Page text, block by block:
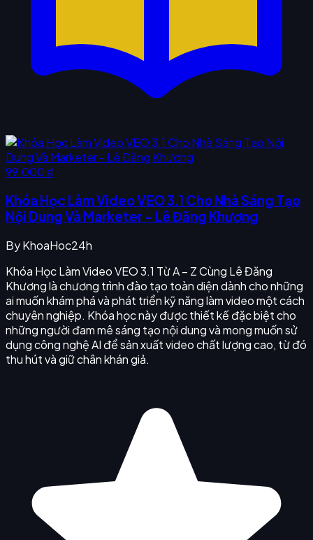
99.000 ₫
Khóa Học Làm Video VEO 3.1 Cho Nhà Sáng Tạo
Nội Dung Và Marketer - Lê Đăng Khương
ByKhoaHoc24h
Khóa Học Làm Video VEO 3.1 Từ A – Z Cùng Lê Đăng
Khương là chương trình đào tạo toàn diện dành cho những
ai muốn khám phá và phát triển kỹ năng làm video một cách
chuyên nghiệp. Khóa học này được thiết kế đặc biệt cho
những người đam mê sáng tạo nội dung và mong muốn sử
dụng công nghệ AI để sản xuất video chất lượng cao, từ đó
thu hút và giữ chân khán giả.